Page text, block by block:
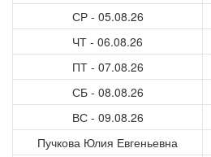
СР - 05.08.26
ЧТ - 06.08.26
ПТ - 07.08.26
СБ - 08.08.26
ВС - 09.08.26
Пучкова Юлия Евгеньевна